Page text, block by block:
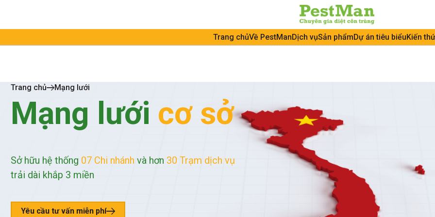
Trang chủVề PestManDịch vụSản phẩmDự án tiêu biểuKiến
Trang chủ Mạng lưới
Mạng lưới cơ sở
Sở hữu hệ thống 07 Chi nhánh và hơn 30 Trạm dịch vụ
trải dài khắp 3 miền
Yêu cầu tư vấn miễn phí